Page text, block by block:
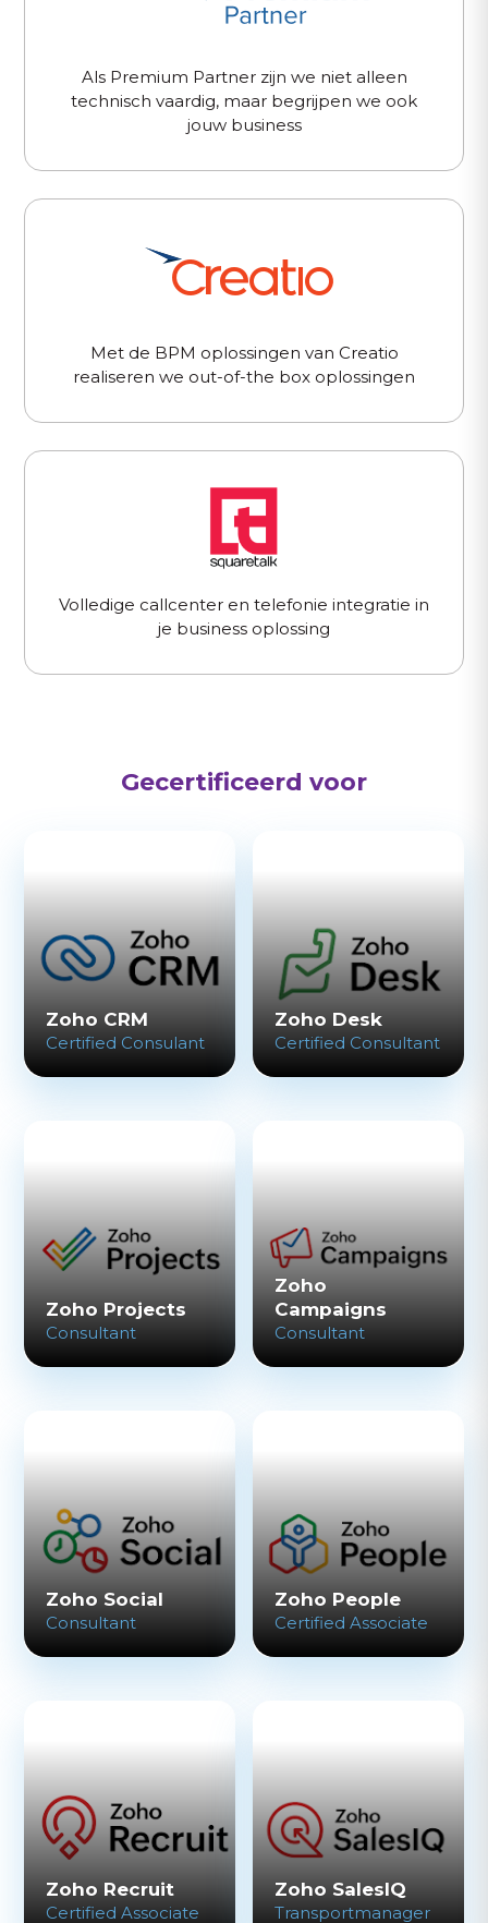
Als Premium Partner zijn we niet alleen
technisch vaardig, maar begrijpen we ook
jouw business
Met de BPM oplossingen van Creatio
realiseren we out-of-the box oplossingen
Volledige callcenter en telefonie integratie in
je business oplossing
Gecertificeerd voor
Zoho CRM
Certified Consulant
Zoho Desk
Certified Consultant
Zoho Projects
Consultant
Zoho
Campaigns
Consultant
Zoho Social
Consultant
Zoho People
Certified Associate
Zoho Recruit
Certified Associate
Zoho SalesIQ
Transportmanager